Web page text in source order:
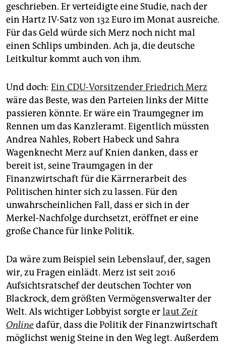
geschrieben. Er verteidigte eine Studie, nach der
ein Hartz IV-Satz von 132 Euro im Monat ausreiche.
Für das Geld würde sich Merz noch nicht mal
einen Schlips umbinden. Ach ja, die deutsche
Leitkultur kommt auch von ihm.
Und doch: Ein CDU-Vorsitzender Friedrich Merz
wäre das Beste, was den Parteien links der Mitte
passieren könnte. Er wäre ein Traumgegner im
Rennen um das Kanzleramt. Eigentlich müssten
Andrea Nahles, Robert Habeck und Sahra
Wagenknecht Merz auf Knien danken, dass er
bereit ist, seine Traumgagen in der
Finanzwirtschaft für die Kärrnerarbeit des
Politischen hinter sich zu lassen. Für den
unwahrscheinlichen Fall, dass er sich in der
Merkel-Nachfolge durchsetzt, eröffnet er eine
große Chance für linke Politik.
Da wäre zum Beispiel sein Lebenslauf, der, sagen
wir, zu Fragen einlädt. Merz ist seit 2016
Aufsichtsratschef der deutschen Tochter von
Blackrock, dem größten Vermögensverwalter der
Welt. Als wichtiger Lobbyist sorgte erlautZeit
Onlinedafür, dass die Politik der Finanzwirtschaft
möglichst wenig Steine in den Weg legt. Außerdem